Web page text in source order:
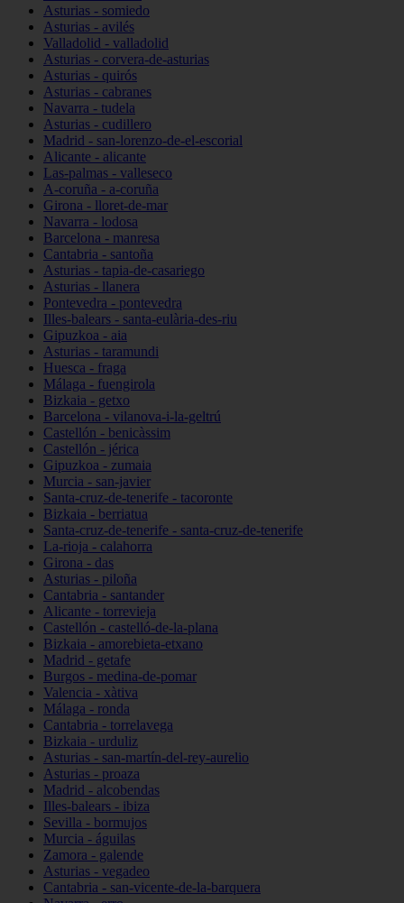
Asturias - somiedo
Asturias - avilés
Valladolid - valladolid
Asturias - corvera-de-asturias
Asturias - quirós
Asturias - cabranes
Navarra - tudela
Asturias - cudillero
Madrid - san-lorenzo-de-el-escorial
Alicante - alicante
Las-palmas - valleseco
A-coruña - a-coruña
Girona - lloret-de-mar
Navarra - lodosa
Barcelona - manresa
Cantabria - santoña
Asturias - tapia-de-casariego
Asturias - llanera
Pontevedra - pontevedra
Illes-balears - santa-eulària-des-riu
Gipuzkoa - aia
Asturias - taramundi
Huesca - fraga
Málaga - fuengirola
Bizkaia - getxo
Barcelona - vilanova-i-la-geltrú
Castellón - benicàssim
Castellón - jérica
Gipuzkoa - zumaia
Murcia - san-javier
Santa-cruz-de-tenerife - tacoronte
Bizkaia - berriatua
Santa-cruz-de-tenerife - santa-cruz-de-tenerife
La-rioja - calahorra
Girona - das
Asturias - piloña
Cantabria - santander
Alicante - torrevieja
Castellón - castelló-de-la-plana
Bizkaia - amorebieta-etxano
Madrid - getafe
Burgos - medina-de-pomar
Valencia - xàtiva
Málaga - ronda
Cantabria - torrelavega
Bizkaia - urduliz
Asturias - san-martín-del-rey-aurelio
Asturias - proaza
Madrid - alcobendas
Illes-balears - ibiza
Sevilla - bormujos
Murcia - águilas
Zamora - galende
Asturias - vegadeo
Cantabria - san-vicente-de-la-barquera